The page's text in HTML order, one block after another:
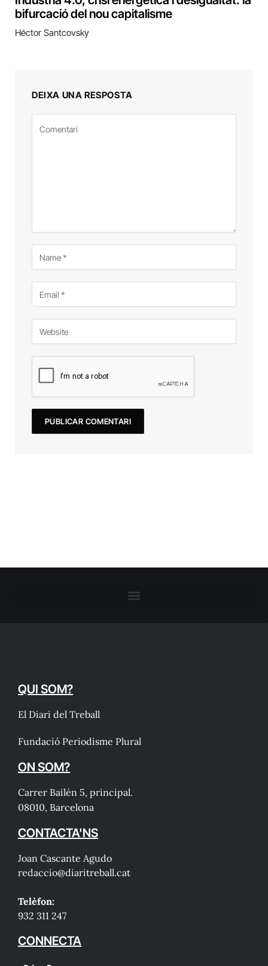
bifurcació del nou capitalisme
Héctor Santcovsky
DEIXA UNA RESPOSTA
QUI SOM?
El Diari del Treball
Fundació Periodisme Plural
ON SOM?
Carrer Bailén 5, principal.
08010, Barcelona
CONTACTA'NS
Joan Cascante Agudo
redaccio@diaritreball.cat
Telèfon:
932 311 247
CONNECTA